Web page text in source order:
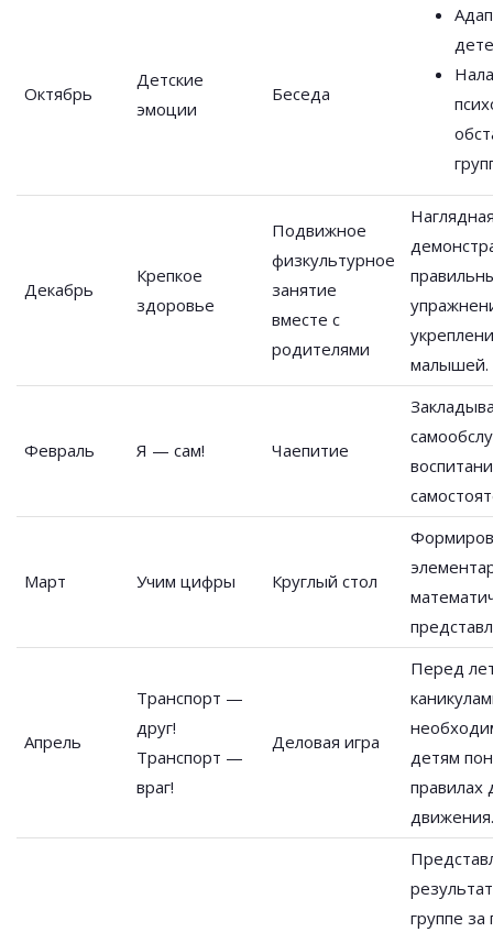
Октябрь
Детские
эмоции
Беседа
Декабрь
Крепкое
здоровье
Подвижное
физкультурное
занятие
вместе с
родителями
малышей.
Февраль Я — сам! Чаепитие
Март Учим цифры Круглый стол
Апрель
Транспорт —
друг!
Транспорт —
враг!
Деловая игра
Перед
детям
правилах
движения.
группе за